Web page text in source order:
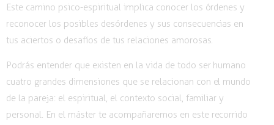
Este camino psico-espiritual implica conocer los órdenes y
reconocer los posibles desórdenes y sus consecuencias en
tus aciertos o desafíos de tus relaciones amorosas.
Podrás entender que existen en la vida de todo ser humano
cuatro grandes dimensiones que se relacionan con el mundo
de la pareja: el espiritual, el contexto social, familiar y
personal. En el máster te acompañaremos en este recorrido